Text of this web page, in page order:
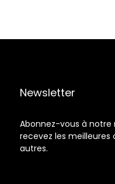
Newsletter
Abonnez-vous à notre
recevez les meilleures
autres.